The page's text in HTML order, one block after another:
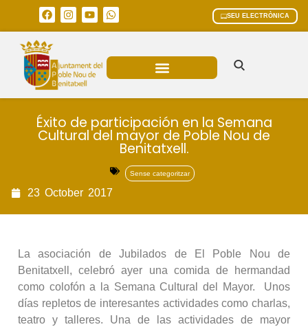
SEU ELECTRÒNICA
Éxito de participación en la Semana
Cultural del mayor de Poble Nou de
Benitatxell.
Sense categoritzar
23 October 2017
La asociación de Jubilados de El Poble Nou de
Benitatxell, celebró ayer una comida de hermandad
como colofón a la Semana Cultural del Mayor. Unos
días repletos de interesantes actividades como charlas,
teatro y talleres. Una de las actividades de mayor